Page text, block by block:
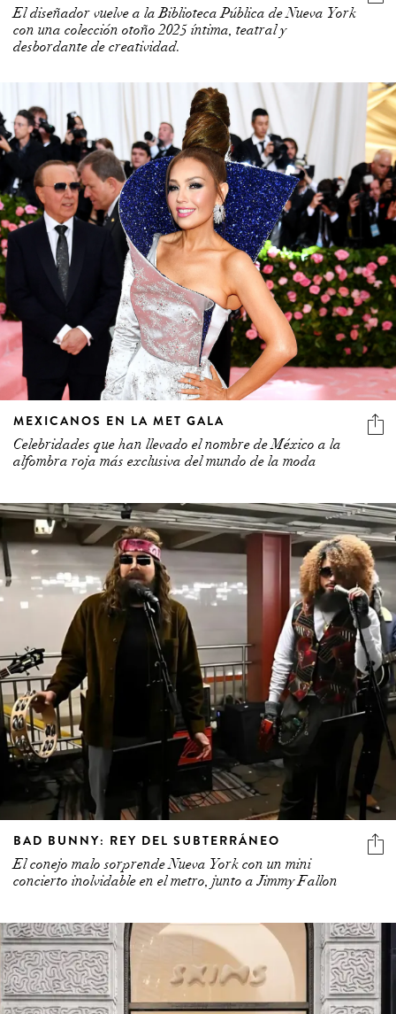
El diseñador vuelve a la Biblioteca Pública de Nueva York
con una colección otoño 2025 íntima, teatral y
desbordante de creatividad.
MEXICANOS EN LA MET GALA
Celebridades que han llevado el nombre de México a la
alfombra roja más exclusiva del mundo de la moda
BAD BUNNY: REY DEL SUBTERRÁNEO
El conejo malo sorprende Nueva York con un mini
concierto inolvidable en el metro, junto a Jimmy Fallon